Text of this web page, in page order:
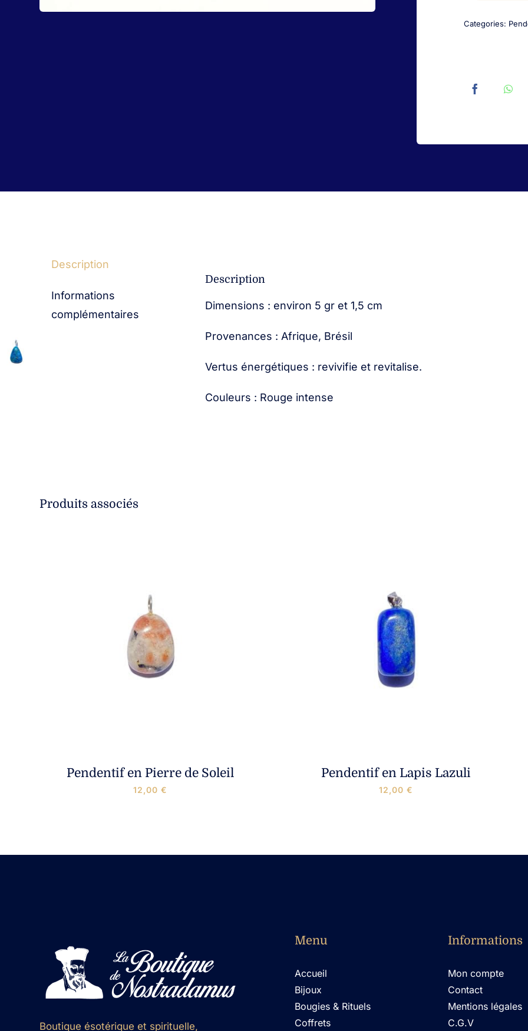
Categories:
Description
Informations
complémentaires
Description
Dimensions : environ 5 gr et 1,5 cm
Provenances : Afrique, Brésil
Vertus énergétiques : revivifie et revitalise.
Couleurs : Rouge intense
Produits associés
Pendentif en Pierre de Soleil
12,00€
Pendentif en Lapis Lazuli
12,00 €
Boutique ésotérique et spirituelle,
Menu
Accueil
Bijoux
Bougies & Rituels
Coffrets
Informations
Mon compte
Contact
Mentions légales
C.G.V